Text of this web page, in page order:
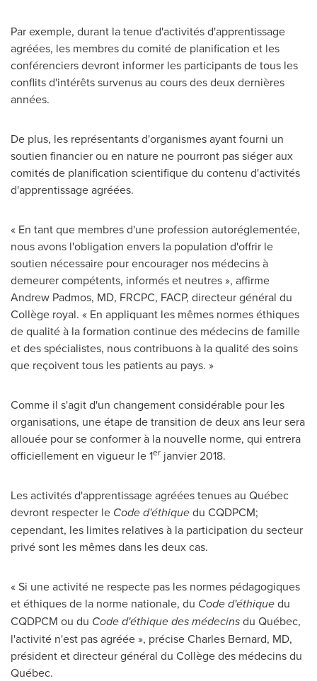
Par exemple, durant la tenue d'activités d'apprentissage
agréées, les membres du comité de planification et les
conférenciers devront informer les participants de tous les
conflits d'intérêts survenus au cours des deux dernières
années.
De plus, les représentants d'organismes ayant fourni un
soutien financier ou en nature ne pourront pas siéger aux
comités de planification scientifique du contenu d'activités
d'apprentissage agréées.
« En tant que membres d'une profession autoréglementée,
nous avons l'obligation envers la population d'offrir le
soutien nécessaire pour encourager nos médecins à
demeurer compétents, informés et neutres », affirme
Andrew Padmos, MD, FRCPC, FACP, directeur général du
Collège royal. « En appliquant les mêmes normes éthiques
de qualité à la formation continue des médecins de famille
et des spécialistes, nous contribuons à la qualité des soins
que reçoivent tous les patients au pays. »
Comme il s'agit d'un changement considérable pour les
organisations, une étape de transition de deux ans leur sera
allouée pour se conformer à la nouvelle norme, qui entrera
officiellement en vigueur le 1er janvier 2018.
Les activités d'apprentissage agréées tenues au Québec
devront respecter le Code d'éthiquedu CQDPCM;
cependant, les limites relatives à la participation du secteur
privé sont les mêmes dans les deux cas.
« Si une activité ne respecte pas les normes pédagogiques
et éthiques de la norme nationale, du Code d'éthiquedu
CQDPCM ou du Code d'éthique des médecinsdu Québec,
l'activité n'est pas agréée », préciseCharles Bernard, MD,
président et directeur général du Collège des médecins du
Québec.